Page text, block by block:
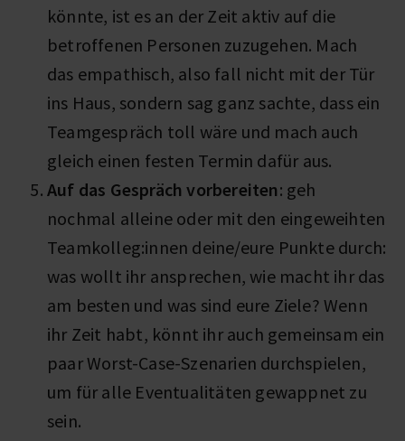
könnte, ist es an der Zeit aktiv auf die
betroffenen Personen zuzugehen. Mach
das empathisch, also fall nicht mit der Tür
ins Haus, sondern sag ganz sachte, dass ein
Teamgespräch toll wäre und mach auch
gleich einen festen Termin dafür aus.
Auf das Gespräch vorbereiten: geh
nochmal alleine oder mit den eingeweihten
Teamkolleg:innen deine/eure Punkte durch:
was wollt ihr ansprechen, wie macht ihr das
am besten und was sind eure Ziele? Wenn
ihr Zeit habt, könnt ihr auch gemeinsam ein
paar Worst-Case-Szenarien durchspielen,
um für alle Eventualitäten gewappnet zu
sein.